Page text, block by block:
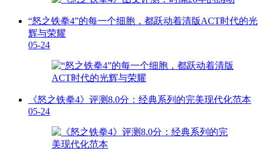
“怒之铁拳4”的每一个细胞，都跃动着清版ACT时代的光
辉与荣耀
05-24
《怒之铁拳4》评测8.0分：经典系列的完美现代化范本
05-24